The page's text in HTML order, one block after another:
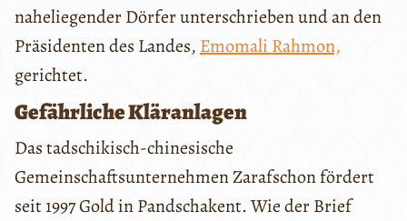
naheliegender Dörfer unterschrieben und an den
Präsidenten des Landes, Emomali Rahmon,
gerichtet.
Gefährliche Kläranlagen
Das tadschikisch-chinesische
Gemeinschaftsunternehmen Zarafschon fördert
seit 1997 Gold in Pandschakent. Wie der Brief